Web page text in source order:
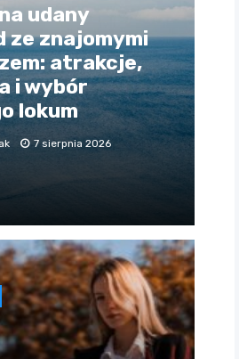
udany
ze znajomymi
atrakcje,
i wybór
lokum
7 sierpnia 2026